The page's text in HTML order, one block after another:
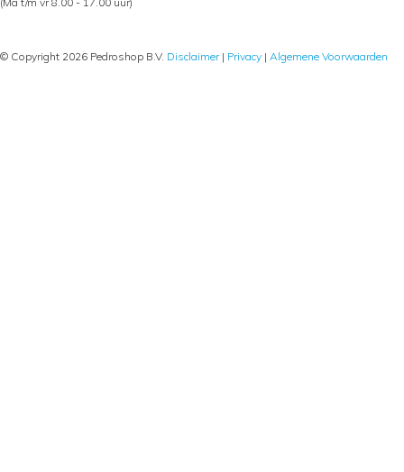
© Copyright 2026 Pedroshop B.V. Disclaimer| Privacy | Algemene Voorwaarden